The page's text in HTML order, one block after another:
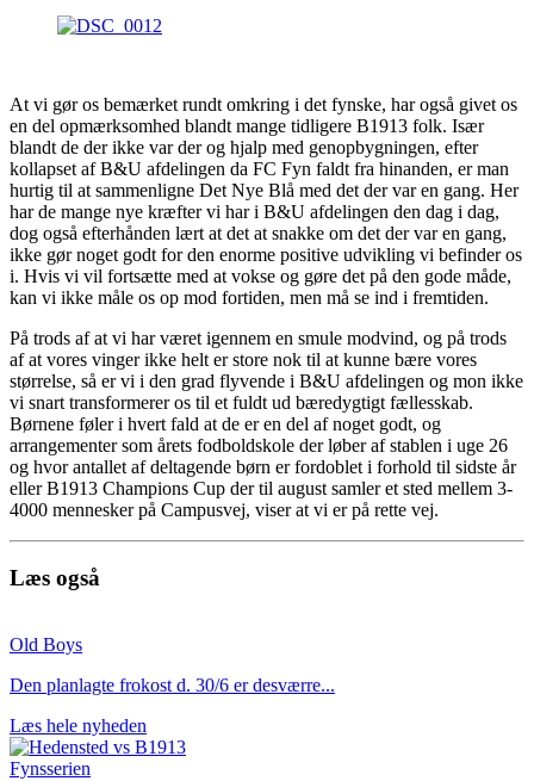
At vi gør os bemærket rundt omkring i det fynske, har også givet os
en del opmærksomhed blandt mange tidligere B1913 folk. Især
blandt de der ikke var der og hjalp med genopbygningen, efter
kollapset af B&U afdelingen da FC Fyn faldt fra hinanden, er man
hurtig til at sammenligne Det Nye Blå med det der var en gang. Her
har de mange nye kræfter vi har i B&U afdelingen den dag i dag,
dog også efterhånden lært at det at snakke om det der var en gang,
ikke gør noget godt for den enorme positive udvikling vi befinder os
i. Hvis vi vil fortsætte med at vokse og gøre det på den gode måde,
kan vi ikke måle os op mod fortiden, men må se ind i fremtiden.
På trods af at vi har været igennem en smule modvind, og på trods
af at vores vinger ikke helt er store nok til at kunne bære vores
størrelse, så er vi i den grad flyvende i B&U afdelingen og mon ikke
vi snart transformerer os til et fuldt ud bæredygtigt fællesskab.
Børnene føler i hvert fald at de er en del af noget godt, og
arrangementer som årets fodboldskole der løber af stablen i uge 26
og hvor antallet af deltagende børn er fordoblet i forhold til sidste år
eller B1913 Champions Cup der til august samler et sted mellem 3-
4000 mennesker på Campusvej, viser at vi er på rette vej.
Læs også
Old Boys
Den planlagte frokost d. 30/6 er desværre...
Læs hele nyheden
Fynsserien